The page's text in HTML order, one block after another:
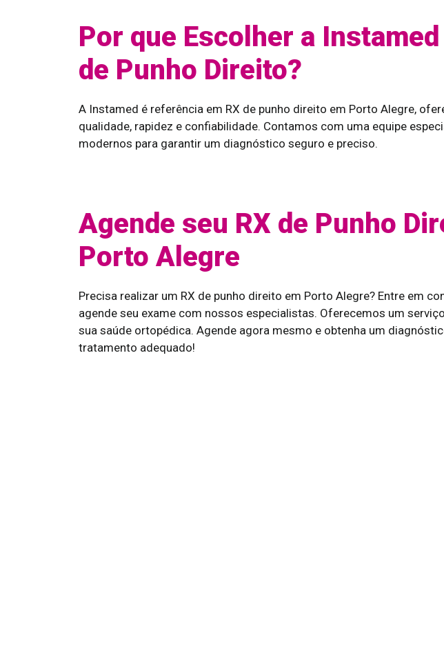
Por que Escolher a
de Punho Direito?
A Instamed é referência em RX de punho direito em Porto Alegre,
qualidade, rapidez e confiabilidade. Contamos com uma equipe
modernos para garantir um diagnóstico seguro e preciso.
Agende seu RX de Punho
Porto Alegre
Precisa realizar um RX de punho direito em Porto Alegre? Entre em
agende seu exame com nossos especialistas. Oferecemos um
sua saúde ortopédica. Agende agora mesmo e obtenha um
tratamento adequado!